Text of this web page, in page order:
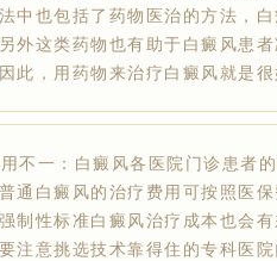
中也包括了药物医治的方法，
外这类药物也有助于白癜风患
此，用药物来治疗白癜风就是很
一：白癜风各医院门诊患者的
通白癜风的治疗费用可按照医
制性标准白癜风治疗成本也会
注意挑选技术靠得住的专科医院